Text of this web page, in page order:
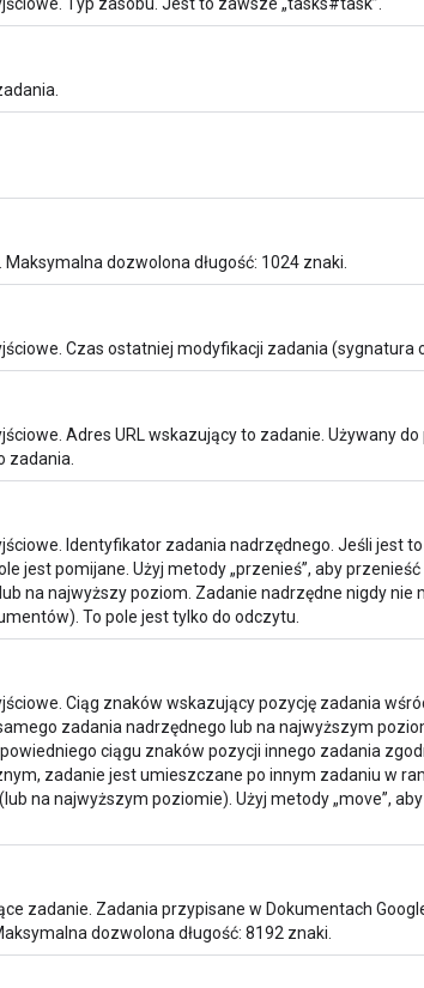
Maksymalna dozwolona długość: 1024 znaki.
Czas ostatniej modyfikacji zadania (sygnatura
Adres URL wskazujący to zadanie. Używany
zadania.
Identyfikator zadania nadrzędnego. Jeśli jest
jest pomijane. Użyj metody „przenieś”, aby
na najwyższy poziom. Zadanie nadrzędne nigdy nie
To pole jest tylko do odczytu.
Ciąg znaków wskazujący pozycję zadania
zadania nadrzędnego lub na najwyższym
ciągu znaków pozycji innego zadania
zadanie jest umieszczane po innym zadaniu w
na najwyższym poziomie). Użyj metody „move”,
zadanie. Zadania przypisane w Dokumentach
dozwolona długość: 8192 znaki.